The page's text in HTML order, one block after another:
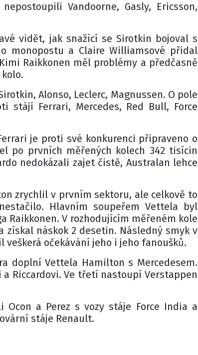
Vandoorne, Gasly, Ericsson,
vidět, jak snažící se Sirotkin bojoval s
monopostu a Claire Williamsové přidal
Raikkonen měl problémy a předčasně
Alonso, Leclerc, Magnussen. O pole
stájí Ferrari, Mercedes, Red Bull, Force
je proti své konkurenci připraveno o
po prvních měřených kolech 342 tisícin
nedokázali zajet čistě, Australan lehce
zrychlil v prvním sektoru, ale celkově to
Hlavním soupeřem Vettela byl
Raikkonen. V rozhodujícím měřeném kole
získal náskok 2 desetin. Následný smyk v
veškerá očekávání jeho i jeho fanoušků.
doplní Vettela Hamilton s Mercedesem.
Riccardovi. Ve třetí nastoupí Verstappen
Ocon a Perez s vozy stáje Force India a
stáje Renault.